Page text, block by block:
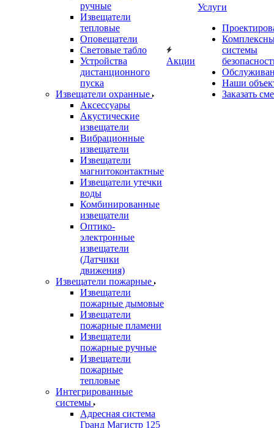
ручные
Извещатели
тепловые
Оповещатели
Световые табло
Устройства
дистанционного
пуска
Извещатели охранные
Аксессуары
Акустические
извещатели
Вибрационные
извещатели
Извещатели
магнитоконтактные
Извещатели утечки
воды
Комбинированные
извещатели
Оптико-
электронные
извещатели
(Датчики
движения)
Извещатели пожарные
Извещатели
пожарные дымовые
Извещатели
пожарные пламени
Извещатели
пожарные ручные
Извещатели
пожарные
тепловые
Интегрированные
системы
Адресная система
Гранд Магистр 125
Акции
Услуги
системы
Наши
Заказать